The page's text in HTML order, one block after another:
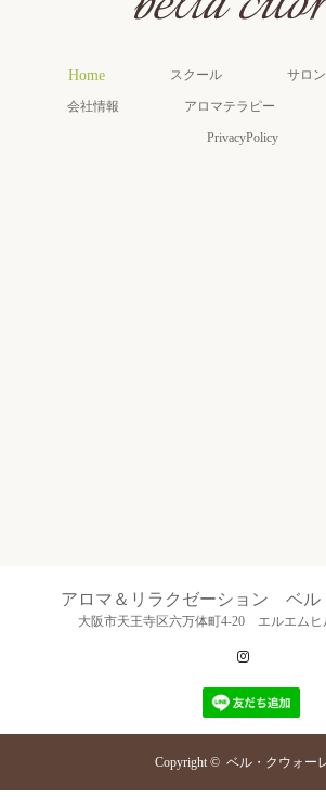
Home スクール サロン
会社情報 アロマテラピー
PrivacyPolicy
アロマ＆リラクゼーション ベル
大阪市天王寺区六万体町4-20 エルエムヒ
Copyright © ベル・クウォー